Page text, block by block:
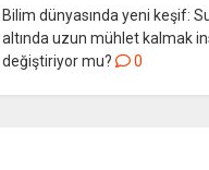
Bilim dünyasında yeni keşif:
altında uzun mühlet kalmak
değiştiriyor mu?
0